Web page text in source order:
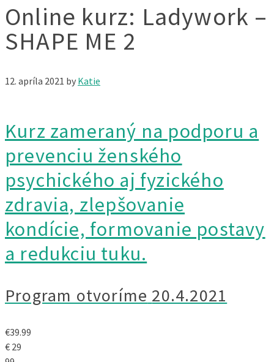
Online kurz: Ladywork –
SHAPE ME 2
12. apríla 2021 by Katie
Kurz zameraný na podporu a
prevenciu ženského
psychického aj fyzického
zdravia, zlepšovanie
kondície, formovanie postavy
a redukciu tuku.
Program otvoríme 20.4.2021
€39.99
€ 29